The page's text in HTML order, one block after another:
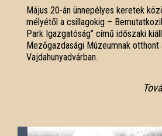
Május 20-án ünnepélyes keretek
mélyétől a csillagokig –
Park Igazgatóság” című időszaki
Mezőgazdasági Múzeumnak otthont
Vajdahunyadvárban.